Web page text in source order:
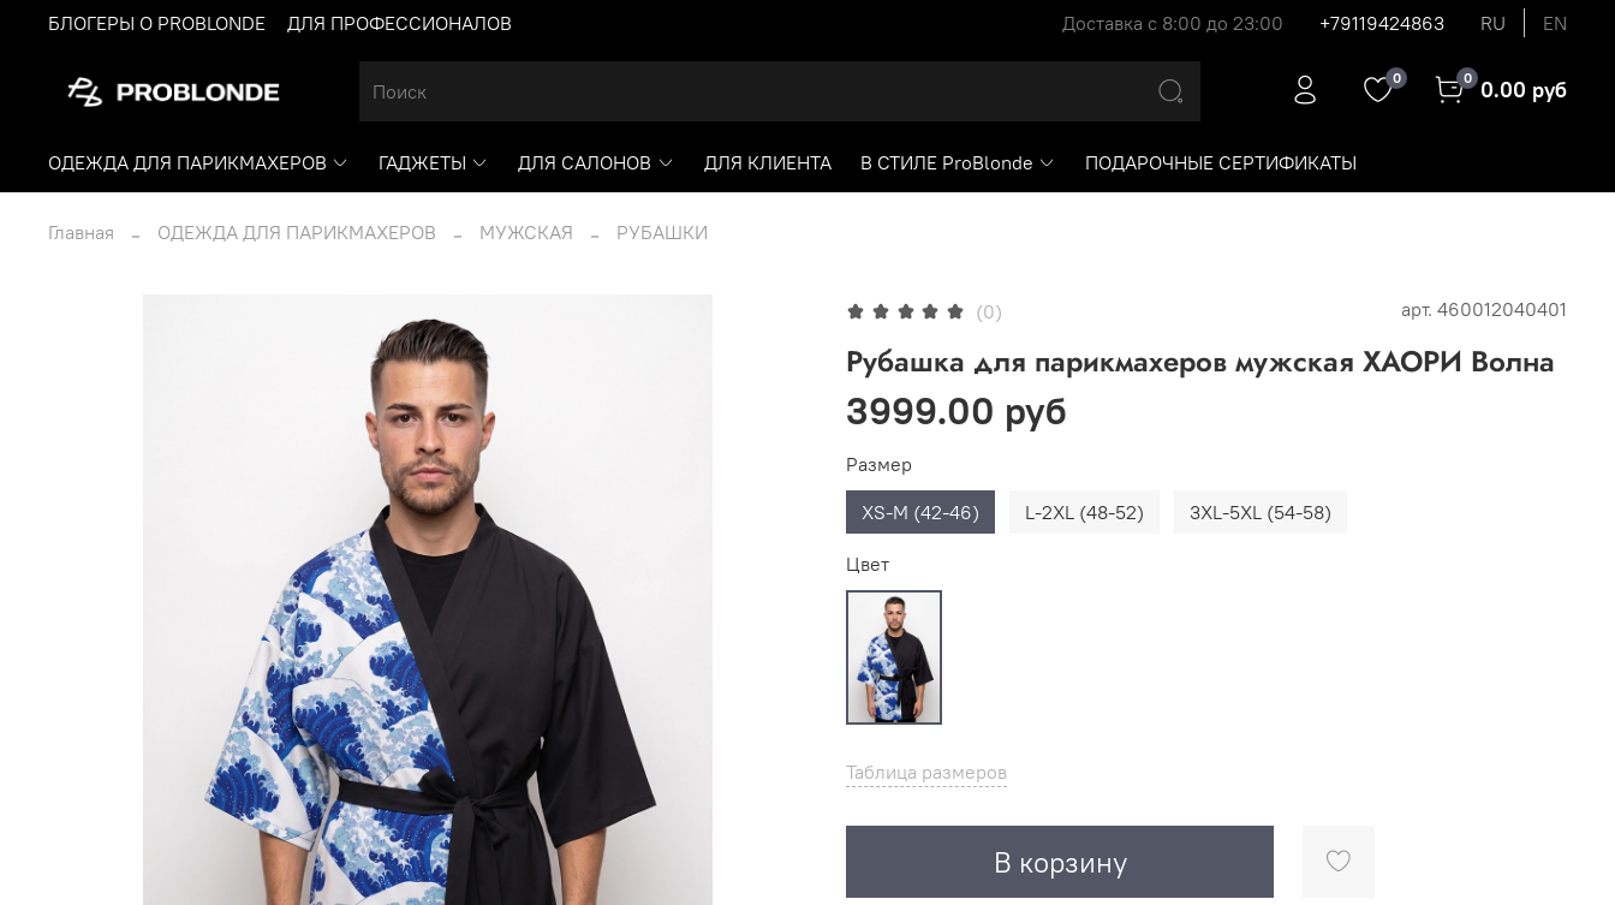
БЛОГЕРЫ О PROBLONDE ДЛЯ ПРОФЕССИОНАЛОВ Доставка с 8:00 до 23:00 +79119424863 RU EN
0 0 0.00 руб
ОДЕЖДА ДЛЯ ПАРИКМАХЕРОВ ГАДЖЕТЫ ДЛЯ САЛОНОВ ДЛЯ КЛИЕНТА В СТИЛЕ ProBlonde ПОДАРОЧНЫЕ СЕРТИФИКАТЫ
Главная ОДЕЖДА ДЛЯ ПАРИКМАХЕРОВ МУЖСКАЯ РУБАШКИ
(0) арт. 460012040401
Рубашка для парикмахеров мужская ХАОРИ Волна
3999.00 руб
Таблица размеров
В корзину
Размер
XS-M (42-46)
L-2XL (48-52) 3XL-5XL (54-58)
Цвет